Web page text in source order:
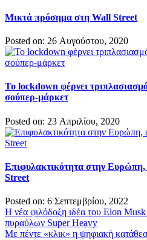
Μικτά πρόσημα στη Wall Street
Posted on: 26 Αυγούστου, 2020
To lockdown φέρνει
σούπερ-μάρκετ
Posted on: 23 Απριλίου, 2020
Επιφυλακτικότητα στην
Street
Posted on: 6 Σεπτεμβρίου, 2022
Πλοήγηση
άρθρων
Η νέα φιλόδοξη ιδέα του Elon
πυραύλων Super Heavy
Με πέντε «κλικ» η ψηφιακή